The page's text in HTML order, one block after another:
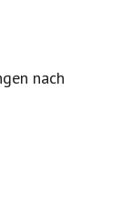
nach